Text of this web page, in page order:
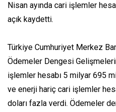
Nisan ayında cari işlemler
açık kaydetti.
Türkiye Cumhuriyet Merkez
Ödemeler Dengesi
işlemler hesabı 5 milyar 695
ve enerji hariç cari işlemler
doları fazla verdi. Ödemeler